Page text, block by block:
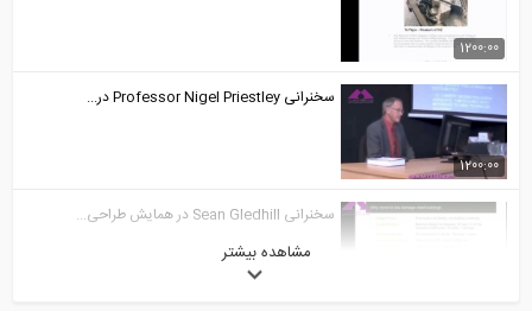
1200:00
1200:00
سخنرانی Professor Nigel Priestley در...
سخنرانی Sean Gledhill در همایش طراحی...
مشاهده بیشتر